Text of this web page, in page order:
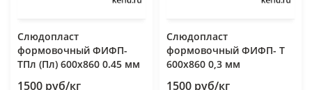
Слюдопласт
формовочный ФИФП-
ТПл (Пл) 600x860 0.45 мм
1500 руб/кг
Слюдопласт
формовочный ФИФП- Т
600x860 0,3 мм
1500 руб/кг